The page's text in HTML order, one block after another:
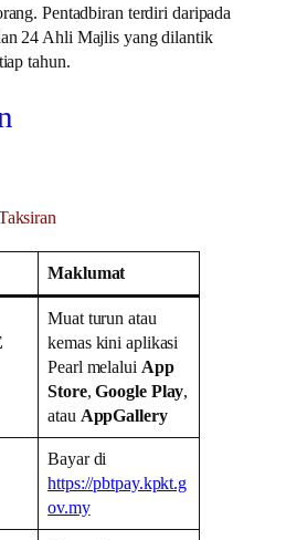
Pentadbiran terdiri daripada
24 Ahli Majlis yang dilantik
tahun.
Maklumat
Muat turun atau
kemas kini aplikasi
Pearl melalui App
Store,Google Play,
atau AppGallery
Bayar di
https://pbtpay.kpkt.g
ov.my